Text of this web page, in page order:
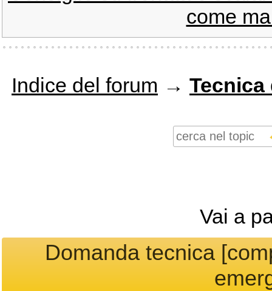
come
Indice del forum → Tecnica
Vai a
Domanda tecnica